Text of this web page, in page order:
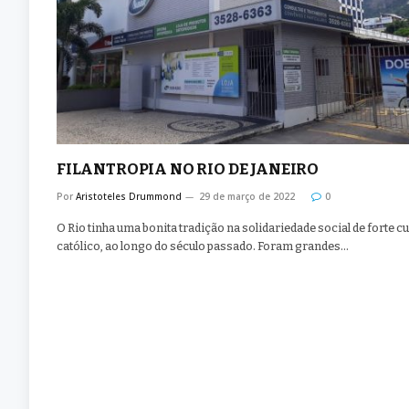
FILANTROPIA NO RIO DE JANEIRO
Por Aristoteles Drummond 29 de março de 2022 0
O Rio tinha uma bonita tradição na solidariedade social de forte
católico, ao longo do século passado. Foram grandes…